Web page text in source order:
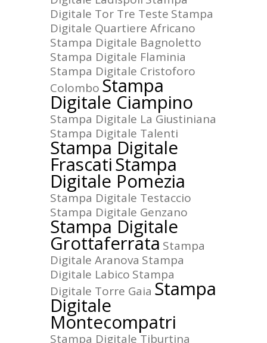
Digitale Tor Tre Teste Stampa
Digitale Quartiere Africano
Stampa Digitale Bagnoletto
Stampa Digitale Flaminia
Stampa Digitale Cristoforo
Colombo Stampa
Digitale Ciampino
Stampa Digitale La Giustiniana
Stampa Digitale Talenti
Stampa Digitale
FrascatiStampa
Digitale Pomezia
Stampa Digitale Testaccio
Stampa Digitale Genzano
Stampa Digitale
Grottaferrata Stampa
Digitale Aranova Stampa
Digitale Labico Stampa
Digitale Torre Gaia Stampa
Digitale
Montecompatri
Stampa Digitale Tiburtina